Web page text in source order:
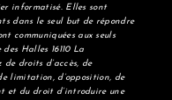
informatisé. Elles sont
dans le seul but de répondre
communiquées aux seuls
Halles 16110 La
de droits d’accès, de
limitation, d’opposition, de
et du droit d’introduire une